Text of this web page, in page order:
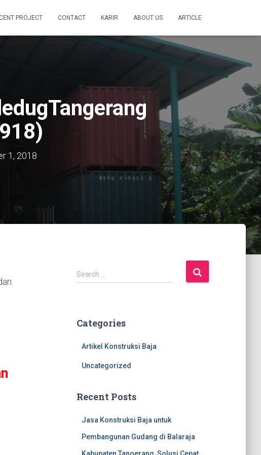
PROJECT CONTACT KARIR ABOUT US ARTICLE
1, 2018
S
e
h
Search …
Categories
Artikel Konstruksi Baja
Uncategorized
Recent Posts
Jasa Konstruksi Baja untuk
Pembangunan Gudang di Balaraja